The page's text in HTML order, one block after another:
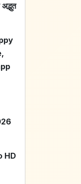
HD